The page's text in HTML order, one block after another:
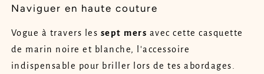
Naviguer en haute couture
Vogue à travers les sept mers avec cette casquette
de marin noire et blanche, l'accessoire
indispensable pour briller lors de tes abordages.